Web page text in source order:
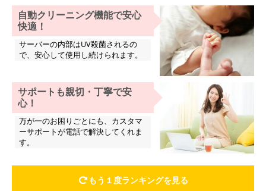
自動クリーニング機能で安心
快適！
サーバーの内部はUV殺菌されるの
で、安心して使用し続けられます。
サポートも親切・丁寧で安
心！
万が一のお困りごとにも、カスタマ
ーサポートが電話で解決してくれま
す。
もう１度ランキングを見る